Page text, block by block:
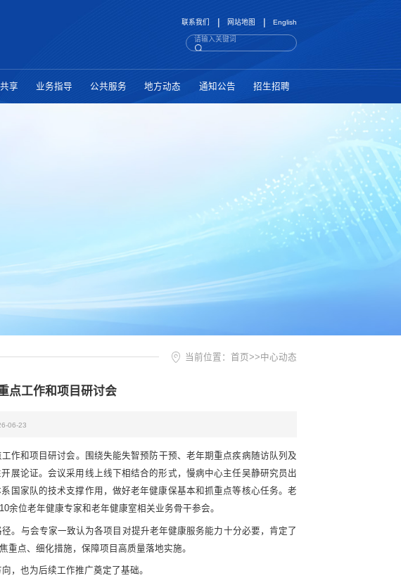
联系我们 | 网站地图 | English
享 业务指导 公共服务 地方动态 通知公告 招生招聘
当前位置：首页>>中心动态
点工作和项目研讨会
06-23
和项目研讨会。围绕失能失智预防干预、老年期重点疾病随访队列及
展论证。会议采用线上线下相结合的形式，慢病中心主任吴静研究员出
国家队的技术支撑作用，做好老年健康保基本和抓重点等核心任务。老
位老年健康专家和老年健康室相关业务骨干参会。
与会专家一致认为各项目对提升老年健康服务能力十分必要，肯定了
点、细化措施，保障项目高质量落地实施。
也为后续工作推广奠定了基础。